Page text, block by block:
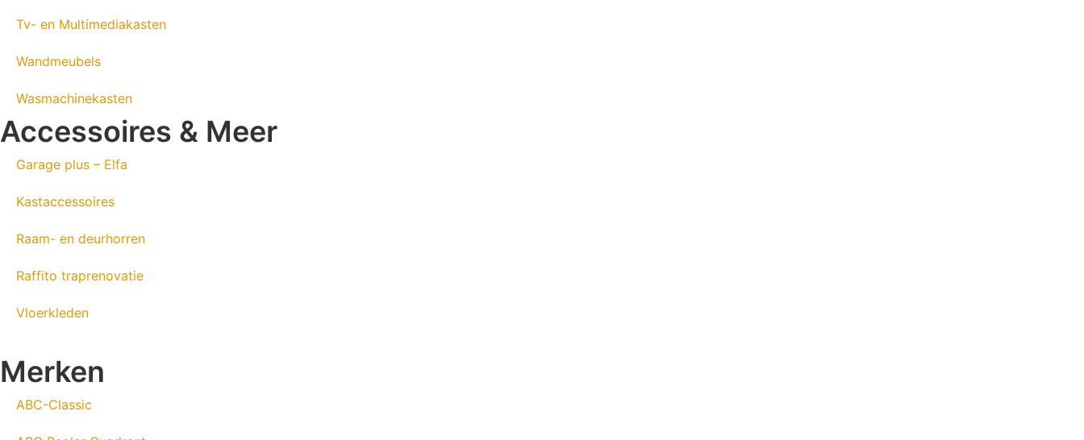
Tv- en Multimediakasten
Wandmeubels
Wasmachinekasten
Accessoires & Meer
Garage plus – Elfa
Kastaccessoires
Raam- en deurhorren
Raffito traprenovatie
Vloerkleden
Merken
ABC-Classic